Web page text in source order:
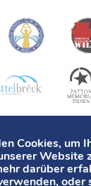
Cookies, um
Website
darüber
oder